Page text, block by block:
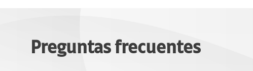
Preguntas frecuentes